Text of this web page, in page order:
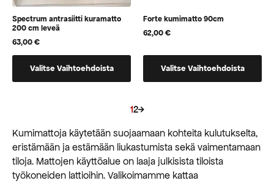
Spectrum antrasiitti kuramatto
200 cm leveä
63,00€
Valitse Vaihtoehdoista
tuotteella
voidaan
valita
tuotteen
sivulla
Forte kumimatto 90cm
62,00€
Valitse Vaihtoehdoista
tuotteella
voidaan
valita
tuotteen
sivulla
12→
Kumimattoja käytetään suojaamaan kohteita kulutukselta,
eristämään ja estämään liukastumista sekä vaimentamaan
tiloja. Mattojen käyttöalue on laaja julkisista tiloista
työkoneiden lattioihin. Valikoimamme kattaa